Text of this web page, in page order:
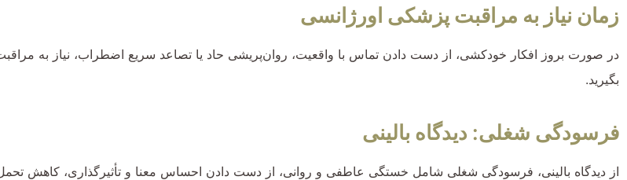
زمان نیاز به مراقبت پزشکی اورژانسی
بگیرید.
فرسودگی شغلی: دیدگاه بالینی
از دیدگاه بالینی، فرسودگی شغلی شامل خستگی عاطفی و روانی، از دست دادن احساس معنا و تأثیرگذاری، کاهش